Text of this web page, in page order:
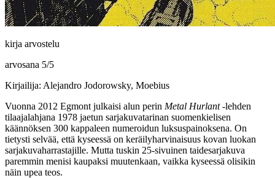
kirja arvostelu
arvosana 5/5
Kirjailija: Alejandro Jodorowsky, Moebius
Vuonna 2012 Egmont julkaisi alun perin Metal Hurlant‑lehden
tilaajalahjana 1978 jaetun sarjakuvatarinan suomenkielisen
käännöksen 300 kappaleen numeroidun luksuspainoksena. On
tietysti selvää, että kyseessä on keräilyharvinaisuus kovan luokan
sarjakuvaharrastajille. Mutta tuskin 25‑sivuinen taidesarjakuva
paremmin menisi kaupaksi muutenkaan, vaikka kyseessä olisikin
näin upea teos.